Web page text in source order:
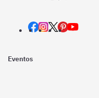
Eventos